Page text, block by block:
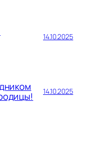
14.10.2025
14.10.2025